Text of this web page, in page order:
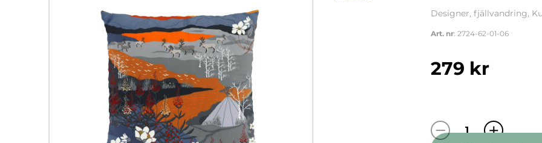
Designer, fjällvandring,
Art. nr: 2724-62-01-06
279 kr
Fjällvandring